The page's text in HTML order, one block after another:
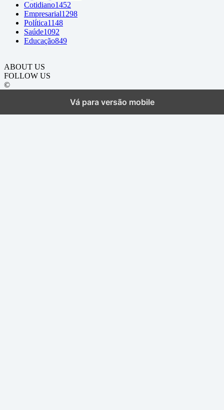
Cotidiano1452
Empresarial1298
Política1148
Saúde1092
Educação849
ABOUT US
FOLLOW US
©
Vá para versão mobile